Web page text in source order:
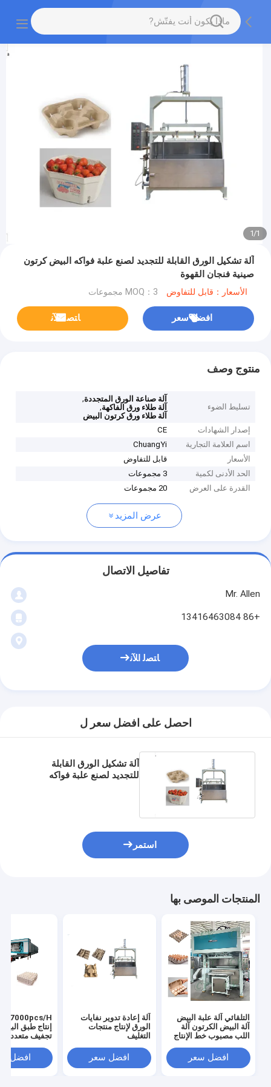
1
/
1
آلة تشكيل الورق القابلة للتجديد لصنع علبة فواكه البيض كرتون
صينية فنجان القهوة
الأسعار：قابل للتفاوض MOQ：3 مجموعات
افضل سعر ﺎﺘﺼﻟ ﺍﻶﻧ
منتوج وصف
تسليط الضوء
آلة صناعة الورق المتجددة,
آلة طلاء ورق الفاكهة,
آلة طلاء ورق كرتون البيض
إصدار الشهادات
CE
اسم العلامة التجارية
ChuangYi
الأسعار
قابل للتفاوض
الحد الأدنى لكمية
3 مجموعات
القدرة على العرض
20 مجموعات
عرض المزيد
تفاصيل الاتصال
Mr. Allen
+86 13416463084
ﺎﺘﺼﻟ ﺍﻶﻧ
احصل على افضل سعر ل
آلة تشكيل الورق القابلة
للتجديد لصنع علبة فواكه
استمر
المنتجات الموصى بها
التلقائي آلة علبة البيض
آلة البيض الكرتون آلة
اللب مصبوب خط الإنتاج
افضل سعر
آلة إعادة تدوير نفايات
الورق لإنتاج منتجات
التغليف
افضل سعر
إنتاج طبق
تجفيف متعدد
افضل